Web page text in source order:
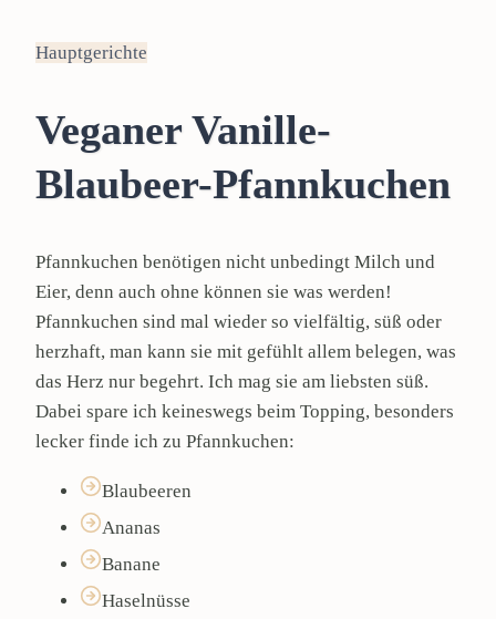
Hauptgerichte
Veganer Vanille-
Blaubeer-Pfannkuchen
Pfannkuchen benötigen nicht unbedingt Milch und
Eier, denn auch ohne können sie was werden!
Pfannkuchen sind mal wieder so vielfältig, süß oder
herzhaft, man kann sie mit gefühlt allem belegen, was
das Herz nur begehrt. Ich mag sie am liebsten süß.
Dabei spare ich keineswegs beim Topping, besonders
lecker finde ich zu Pfannkuchen:
Blaubeeren
Ananas
Banane
Haselnüsse